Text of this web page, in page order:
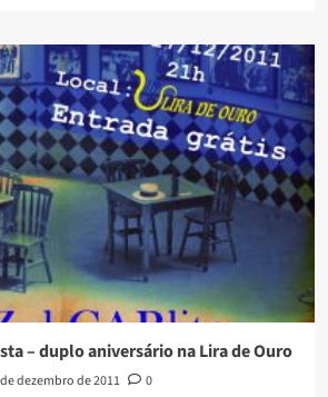
– duplo aniversário na Lira de Ouro
dezembro de 2011
0